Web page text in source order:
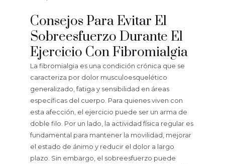
Consejos Para Evitar El
Sobreesfuerzo Durante El
Ejercicio Con Fibromialgia
La fibromialgia es una condición crónica que se
caracteriza por dolor musculoesquelético
generalizado, fatiga y sensibilidad en áreas
específicas del cuerpo. Para quienes viven con
esta afección, el ejercicio puede ser un arma de
doble filo. Por un lado, la actividad física regular es
fundamental para mantener la movilidad, mejorar
el estado de ánimo y reducir el dolor a largo
plazo. Sin embargo, el sobreesfuerzo puede